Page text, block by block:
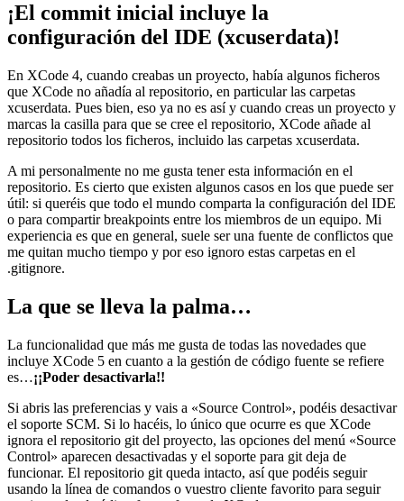
¡El commit inicial incluye la
configuración del IDE (xcuserdata)!
En XCode 4, cuando creabas un proyecto, había algunos ficheros
que XCode no añadía al repositorio, en particular las carpetas
xcuserdata. Pues bien, eso ya no es así y cuando creas un proyecto y
marcas la casilla para que se cree el repositorio, XCode añade al
repositorio todos los ficheros, incluido las carpetas xcuserdata.
A mi personalmente no me gusta tener esta información en el
repositorio. Es cierto que existen algunos casos en los que puede ser
útil: si queréis que todo el mundo comparta la configuración del IDE
o para compartir breakpoints entre los miembros de un equipo. Mi
experiencia es que en general, suele ser una fuente de conflictos que
me quitan mucho tiempo y por eso ignoro estas carpetas en el
.gitignore.
La que se lleva la palma…
La funcionalidad que más me gusta de todas las novedades que
incluye XCode 5 en cuanto a la gestión de código fuente se refiere
es…¡¡Poder desactivarla!!
Si abris las preferencias y vais a «Source Control», podéis desactivar
el soporte SCM. Si lo hacéis, lo único que ocurre es que XCode
ignora el repositorio git del proyecto, las opciones del menú «Source
Control» aparecen desactivadas y el soporte para git deja de
funcionar. El repositorio git queda intacto, así que podéis seguir
usando la línea de comandos o vuestro cliente favorito para seguir